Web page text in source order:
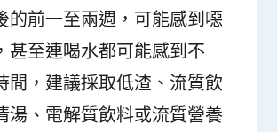
的前一至兩週，可能感到噁
甚至連喝水都可能感到不
間，建議採取低渣、流質飲
湯、電解質飲料或流質營養